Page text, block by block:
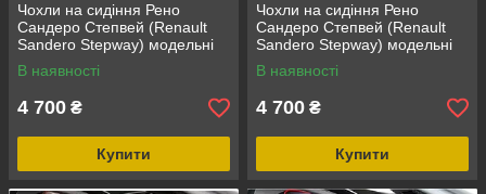
Чохли на сидіння Рено
Сандеро Степвей (Renault
Sandero Stepway) модельні
MAX з екошкіри Чорно-
жовтий
В наявності
4 700 ₴
Купити
Чохли на сидіння Рено
Сандеро Степвей (Renault
Sandero Stepway) модельні
MAX з екошкіри Чорно-
зелений
В наявності
4 700 ₴
Купити